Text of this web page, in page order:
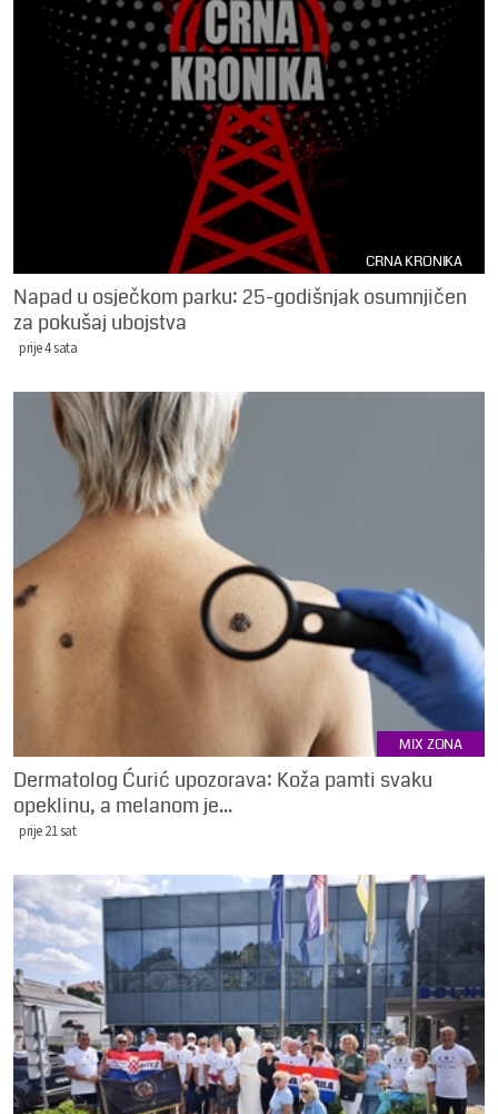
CRNA KRONIKA
Napad u osječkom parku: 25-godišnjak osumnjičen
za pokušaj ubojstva
prije 4 sata
MIX ZONA
Dermatolog Ćurić upozorava: Koža pamti svaku
opeklinu, a melanom je...
prije 21 sat